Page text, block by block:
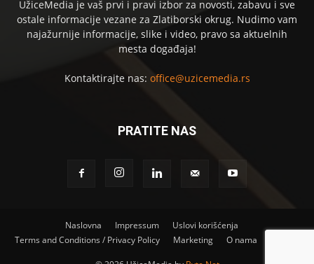
UžiceMedia je vaš prvi i pravi izbor za novosti, zabavu i sve
ostale informacije vezane za Zlatiborski okrug. Nudimo vam
najažurnije informacije, slike i video, pravo sa aktuelnih
mesta događaja!
Kontaktirajte nas: office@uzicemedia.rs
PRATITE NAS
Naslovna Impressum
Uslovi korišćenja
Terms and Conditions / Privacy Policy
Marketing O nama